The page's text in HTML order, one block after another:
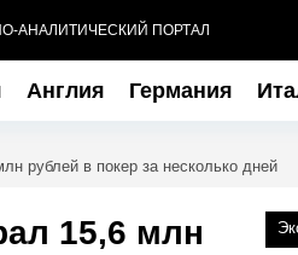
АНАЛИТИЧЕСКИЙ ПОРТАЛ
Англия Германия
рублей в покер за несколько дней
15,6 млн